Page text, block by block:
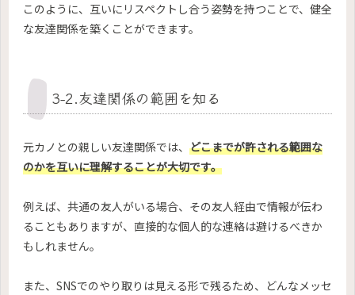
このように、互いにリスペクトし合う姿勢を持つことで、健全
な友達関係を築くことができます。
3-2.友達関係の範囲を知る
元カノとの親しい友達関係では、 どこまでが許される範囲な
のかを互いに理解することが大切です。
例えば、共通の友人がいる場合、その友人経由で情報が伝わ
ることもありますが、直接的な個人的な連絡は避けるべきか
もしれません。
また、SNSでのやり取りは見える形で残るため、どんなメッセ